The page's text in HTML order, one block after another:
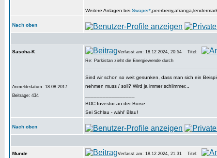
Weitere Anlagen bei Swaper*
Nach oben
Sascha-K
Anmeldedatum: 18.08.2017
Beiträge: 434
Verfasst am: 18.12.2024, 20:54
Titel:
Re: Parkistan zieht die Energiewende durch
Sind wir schon so weit gesunken, dass man sich ein
nehmen muss / soll? Wird ja immer schlimmer...
BDC-Investor an der Börse
Sei Schlau - wähl' Blau!
Nach oben
Munde Verfasst am: 18.12.2024, 21:31
Titel: